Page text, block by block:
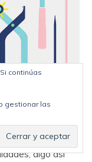
algo así
continúas
gestionar las